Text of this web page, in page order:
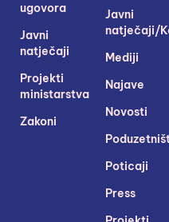
Javni
natječaji/
Mediji
Najave
Novosti
Poticaji
Press
ugovora
Javni
natječaji
Projekti
ministarstva
Zakoni